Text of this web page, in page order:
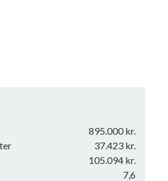
895.000 kr.
37.423 kr.
105.094 kr.
7,6